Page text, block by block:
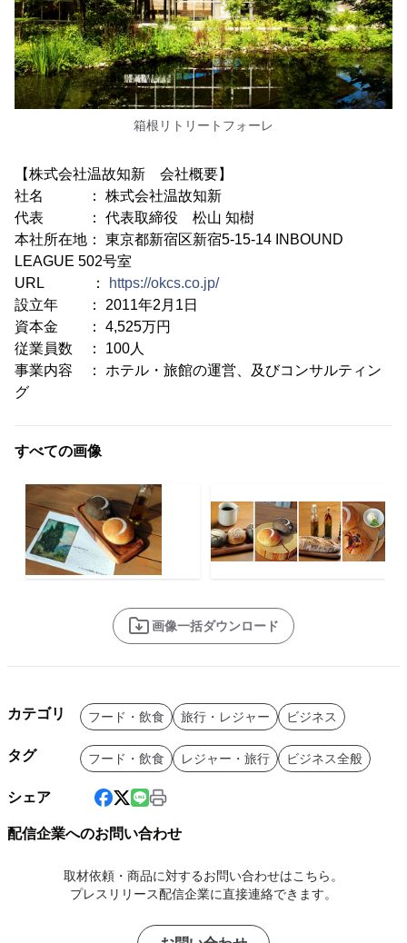
箱根リトリートフォーレ
【株式会社温故知新 会社概要】
社名 ： 株式会社温故知新
代表 ： 代表取締役 松山 知樹
本社所在地： 東京都新宿区新宿5-15-14 INBOUND
LEAGUE 502号室
URL ：
https://okcs.co.jp/
設立年 ： 2011年2月1日
資本金 ： 4,525万円
従業員数 ： 100人
事業内容 ： ホテル・旅館の運営、及びコンサルティン
グ
すべての画像
画像一括ダウンロード
カテゴリ フード・飲食 旅行・レジャー ビジネス
タグ フード・飲食 レジャー・旅行 ビジネス全般
シェア
配信企業へのお問い合わせ
取材依頼・商品に対するお問い合わせはこちら。
プレスリリース配信企業に直接連絡できます。